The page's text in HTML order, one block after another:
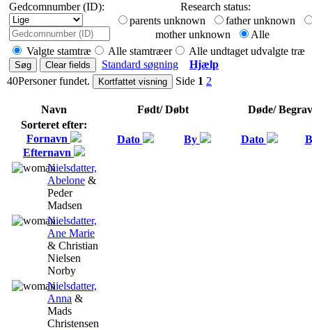
Gedcomnumber (ID):
Research status:
parents unknown
father unknown
mother unknown
Alle
Valgte stamtræ
Alle stamtræer
Alle undtaget udvalgte træ
Standard søgning
Hjælp
40Personer fundet.
Side 1 2
Navn Født/ Døbt
Døde/
Sorteret efter:
Fornavn
Efternavn
Dato By Dato
Nielsdatter,
Abelone &
Peder
Madsen
Nielsdatter,
Ane Marie
& Christian
Nielsen
Norby
Nielsdatter,
Anna &
Mads
Christensen